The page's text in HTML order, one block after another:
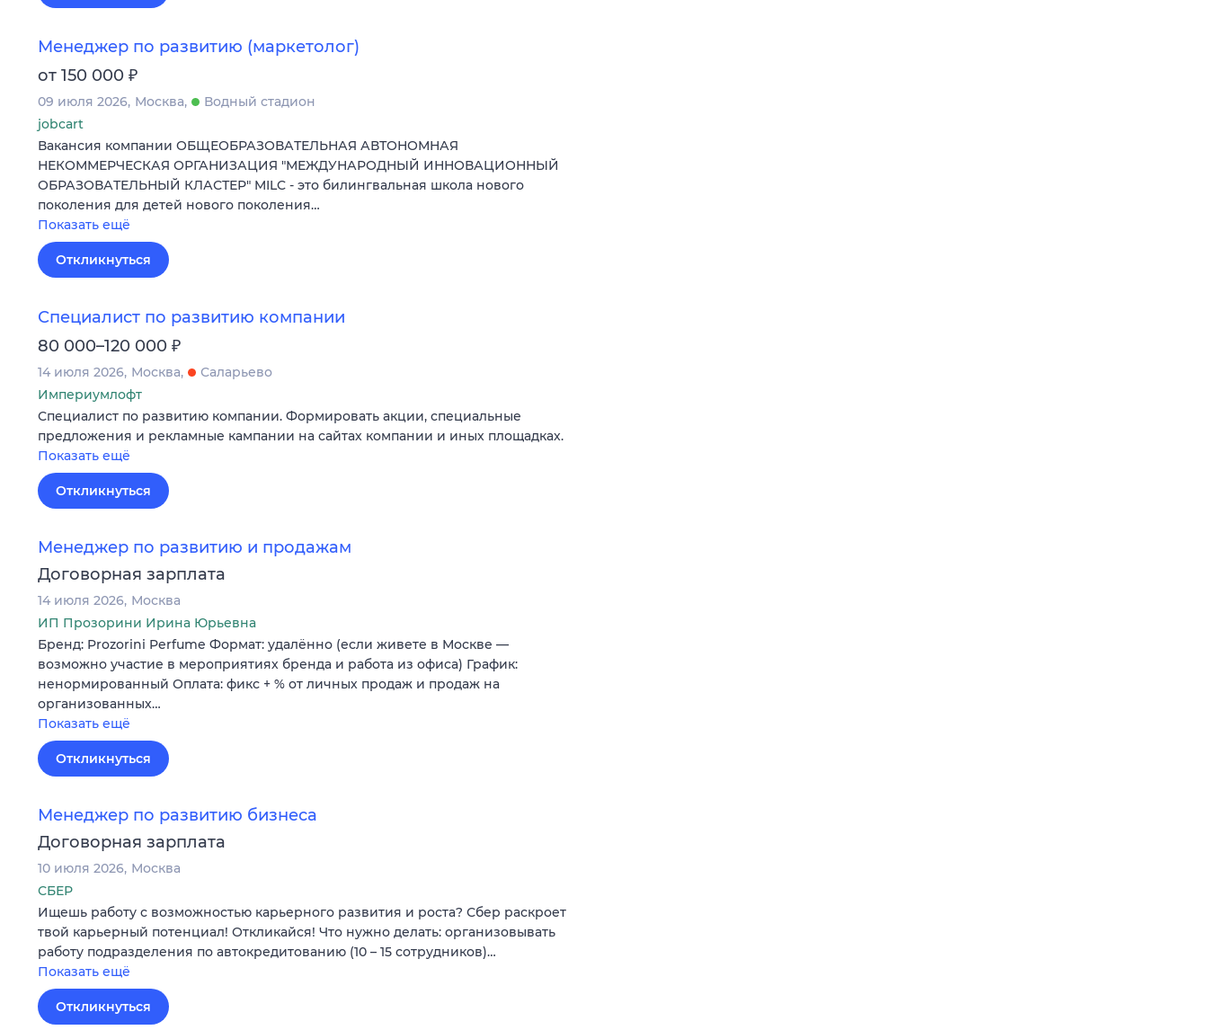
Менеджер по развитию (маркетолог)
от 150 000 ₽
09 июля 2026 Москва
Водный стадион
jobcart
Вакансия компании ОБЩЕОБРАЗОВАТЕЛЬНАЯ АВТОНОМНАЯ
НЕКОММЕРЧЕСКАЯ ОРГАНИЗАЦИЯ "МЕЖДУНАРОДНЫЙ ИННОВАЦИОННЫЙ
ОБРАЗОВАТЕЛЬНЫЙ КЛАСТЕР" MILC - это билингвальная школа нового
поколения для детей нового поколения…
Показать ещё
Откликнуться
Специалист по развитию компании
80 000–120 000 ₽
14 июля 2026 Москва
Саларьево
Империумлофт
Специалист по развитию компании. Формировать акции, специальные
предложения и рекламные кампании на сайтах компании и иных площадках.
Показать ещё
Откликнуться
Менеджер по развитию и продажам
Договорная зарплата
14 июля 2026 Москва
ИП Прозорини Ирина Юрьевна
Бренд: Prozorini Perfume Формат: удалённо (если живете в Москве —
возможно участие в мероприятиях бренда и работа из офиса) График:
ненормированный Оплата: фикс + % от личных продаж и продаж на
организованных…
Показать ещё
Откликнуться
Менеджер по развитию бизнеса
Договорная зарплата
10 июля 2026 Москва
СБЕР
Ищешь работу с возможностью карьерного развития и роста? Сбер раскроет
твой карьерный потенциал! Откликайся! Что нужно делать: организовывать
работу подразделения по автокредитованию (10 – 15 сотрудников)…
Показать ещё
Откликнуться